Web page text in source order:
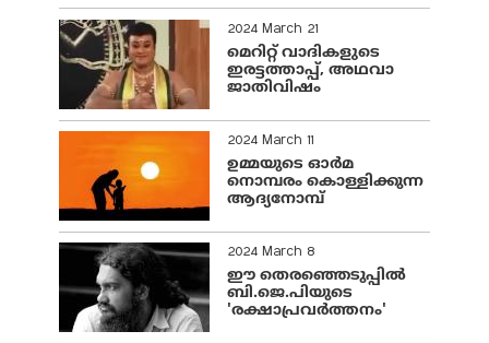
2024 March 21
മെറിറ്റ് വാദികളുടെ
ഇരട്ടത്താപ്പ്, അഥവാ
ജാതിവിഷം
2024 March 11
ഉമ്മയുടെ ഓർമ
നൊമ്പരം കൊള്ളിക്കുന്ന
ആദ്യനോമ്പ്
2024 March 8
ഈ തെരഞ്ഞെടുപ്പില്‍
ബി.ജെ.പിയുടെ
'രക്ഷാപ്രവര്‍ത്തനം'